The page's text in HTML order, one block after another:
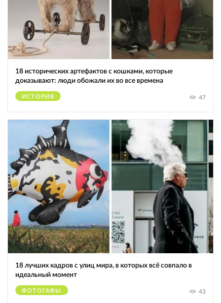
18 исторических артефактов с кошками, которые
доказывают: люди обожали их во все времена
ИСТОРИЯ 47
18 лучших кадров с улиц мира, в которых всё совпало в
идеальный момент
ФОТОГАФЫ 43